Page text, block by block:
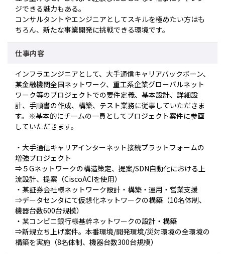
ジできる魅力もある。
コンサルタントやエンジニアとしてスキルを極めたい方はも
ちろん、新たな事業開発に挑戦できる環境です。
仕事内容
インフラエンジニアとして、大手通信キャリアバックボーン、
某金融機関全国ネットワーク、重工系企業グローバルネット
ワーク等のプロジェクトでの要件定義、基本設計、詳細設
計、手順書の作成、構築、テスト業務に従事していただきま
す。※基本的にチームの一員としてプロジェクト案件に参画
していただきます。
・大手通信キャリアインターネット接続プラットフォームの
増強プロジェクト
⇒５Gネットワークの構造策定、提案/SDN自動化における上
流設計、提案（CiscoACIを使用）
・某証券会社様ネットワーク設計・構築・運用・営業支援
⇒データセンタにて仮想化ネットワークの構築（10名体制、
機器台数600台規模）
・某コンビニ銀行様基幹ネットワークの設計・構築
⇒新規立ち上げ案件。本番環境/開発環境/災対環境の全環境の
構築を実施（8名体制、機器台数300台規模）